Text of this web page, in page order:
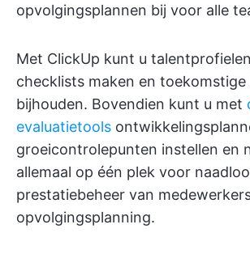
opvolgingsplannen bij voor alle
Met ClickUp kunt u
checklists maken en toekomstige
bijhouden. Bovendien kunt u met
evaluatietools
groeicontrolepunten instellen en
allemaal op één plek voor
prestatiebeheer van
opvolgingsplanning.